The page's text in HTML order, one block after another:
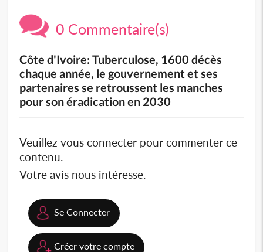
0 Commentaire(s)
Côte d'Ivoire: Tuberculose, 1600 décès
chaque année, le gouvernement et ses
partenaires se retroussent les manches
pour son éradication en 2030
Veuillez vous connecter pour commenter ce
contenu.
Votre avis nous intéresse.
Se Connecter
Créer votre compte